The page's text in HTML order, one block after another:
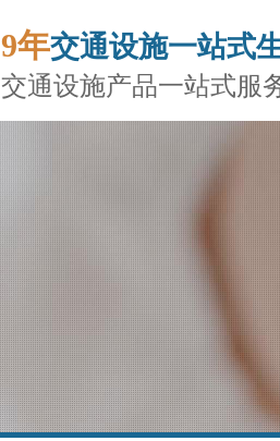
9年交通设施一站式
交通设施产品一站式服